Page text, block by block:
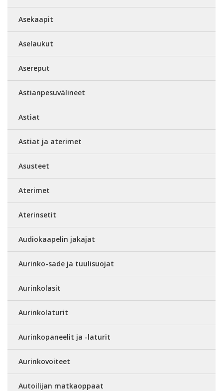
Asekaapit
Aselaukut
Asereput
Astianpesuvälineet
Astiat
Astiat ja aterimet
Asusteet
Aterimet
Aterinsetit
Audiokaapelin jakajat
Aurinko-sade ja tuulisuojat
Aurinkolasit
Aurinkolaturit
Aurinkopaneelit ja -laturit
Aurinkovoiteet
Autoilijan matkaoppaat